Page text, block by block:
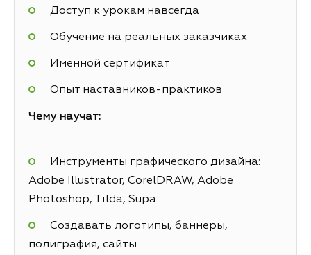
Доступ к урокам навсегда
Обучение на реальных заказчиках
Именной сертификат
Опыт наставников-практиков
Чему научат:
Инструменты графического дизайна:
Adobe Illustrator, CorelDRAW, Adobe
Photoshop, Tilda, Supa
Создавать логотипы, баннеры,
полиграфия, сайты